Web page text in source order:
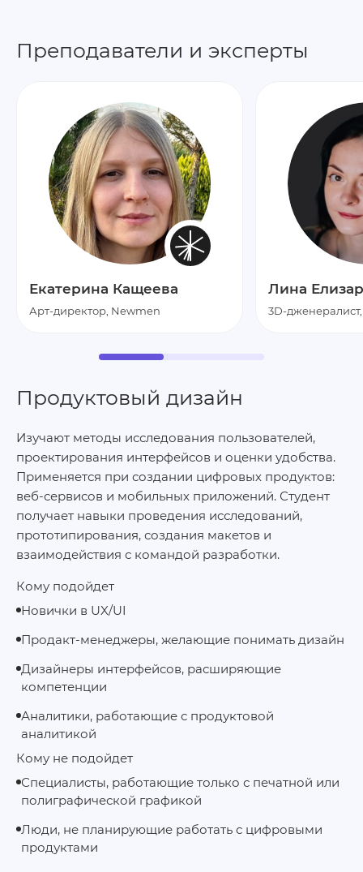
Преподаватели и эксперты
Екатерина Кащеева
Арт-директор, Newmen
Лина
3D-
Продуктовый дизайн
Изучают методы исследования пользователей,
проектирования интерфейсов и оценки удобства.
Применяется при создании цифровых продуктов:
веб‑сервисов и мобильных приложений. Студент
получает навыки проведения исследований,
прототипирования, создания макетов и
взаимодействия с командой разработки.
Кому подойдет
Новички в UX/UI
Продакт‑менеджеры, желающие понимать дизайн
Дизайнеры интерфейсов, расширяющие
компетенции
Аналитики, работающие с продуктовой
аналитикой
Кому не подойдет
Специалисты, работающие только с печатной или
полиграфической графикой
Люди, не планирующие работать с цифровыми
продуктами